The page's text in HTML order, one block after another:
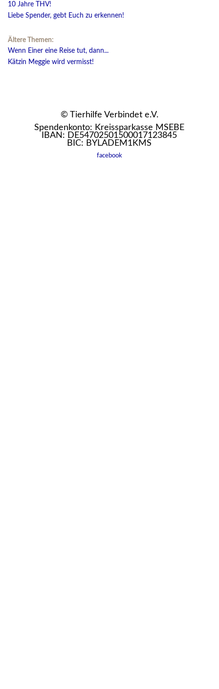
10 Jahre THV!
Liebe Spender, gebt Euch zu erkennen!
Ältere Themen:
Wenn Einer eine Reise tut, dann...
Kätzin Meggie wird vermisst!
© Tierhilfe Verbindet e.V.
Spendenkonto: Kreissparkasse MSEBE
IBAN: DE54702501500017123845
BIC: BYLADEM1KMS
facebook